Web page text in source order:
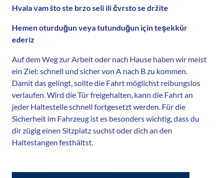
Hvala vam što ste brzo seli ili čvrsto se držite
Hemen oturduğun veya tutunduğun için teşekkür
ederiz
Auf dem Weg zur Arbeit oder nach Hause haben wir meist
ein Ziel: schnell und sicher von A nach B zu kommen.
Damit das gelingt, sollte die Fahrt möglichst reibungslos
verlaufen. Wird die Tür freigehalten, kann die Fahrt an
jeder Haltestelle schnell fortgesetzt werden. Für die
Sicherheit im Fahrzeug ist es besonders wichtig, dass du
dir zügig einen Sitzplatz suchst oder dich an den
Haltestangen festhältst.